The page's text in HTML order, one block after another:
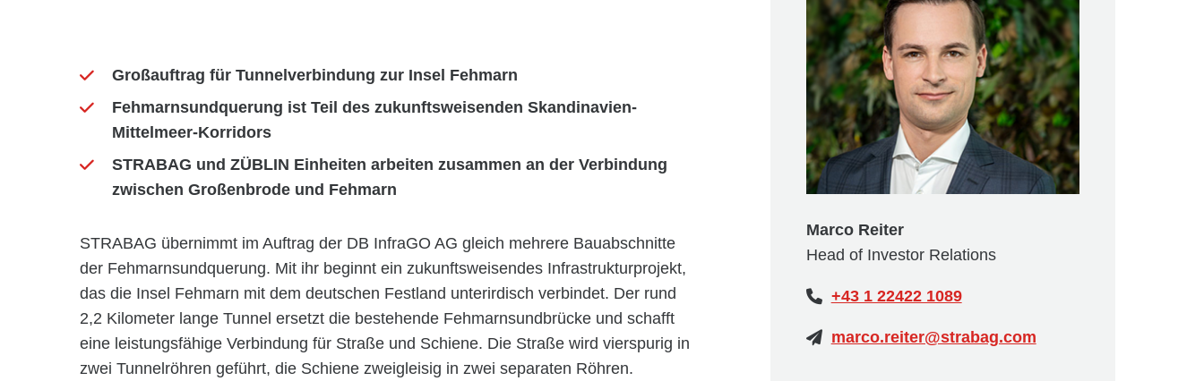
Großauftrag für Tunnelverbindung zur Insel Fehmarn
Fehmarnsundquerung ist Teil des zukunftsweisenden Skandinavien-
Mittelmeer-Korridors
STRABAG und ZÜBLIN Einheiten arbeiten zusammen an der Verbindung
zwischen Großenbrode und Fehmarn
STRABAG übernimmt im Auftrag der DB InfraGO AG gleich mehrere Bauabschnitte
der Fehmarnsundquerung. Mit ihr beginnt ein zukunftsweisendes Infrastrukturprojekt,
das die Insel Fehmarn mit dem deutschen Festland unterirdisch verbindet. Der rund
2,2 Kilometer lange Tunnel ersetzt die bestehende Fehmarnsundbrücke und schafft
eine leistungsfähige Verbindung für Straße und Schiene. Die Straße wird vierspurig in
zwei Tunnelröhren geführt, die Schiene zweigleisig in zwei separaten Röhren.
Marco Reiter
Head of Investor Relations
+43 1 22422 1089
marco.reiter@strabag.com